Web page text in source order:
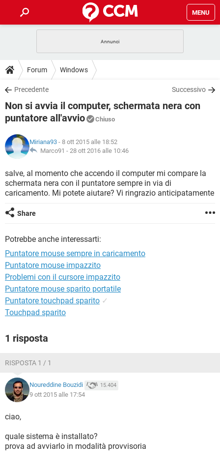
MENU
INTRATTENIMENTO
iOS
INSTAGRAM WHATSAPP
TIKTOK
HARDWARE
GUIDE
COVID-19
iOS
TIKTOK FACEBOOK
DOWNLOAD
COVID-19 GAMING
INTRATTENIMENTO
iOS
INSTAGRAM
TIKTOK FACEBOOK
HARDWARE
FORUM
INTRATTENIMENTO ANDROID
INSTAGRAM WHATSAPP
FACEBOOK
HARDWARE
GLOSSARIO
COVID-19
INTRATTENIMENTO ANDROID
iOS WINDOWS 10
INSTAGRAM
HARDWARE
Forum Windows
Precedente Successivo
Non si avvia il computer, schermata nera con
puntatore all'avvio
Chiuso
Miriana93 - 8 ott 2015 alle 18:52
Marco91 - 28 ott 2016 alle 10:46
salve, al momento che accendo il computer mi compare la
schermata nera con il puntatore sempre in via di
caricamento. Mi potete aiutare? Vi ringrazio anticipatamente
Share
Potrebbe anche interessarti:
Puntatore mouse sempre in caricamento
Puntatore mouse impazzito
Problemi con il cursore impazzito
Puntatore mouse sparito portatile
Puntatore touchpad sparito ✓
Touchpad sparito
1 risposta
RISPOSTA 1 / 1
Noureddine Bouzidi 15.404
9 ott 2015 alle 17:54
ciao,
quale sistema è installato?
prova ad avviarlo in modalità provvisoria